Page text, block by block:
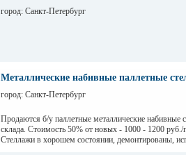
город: Санкт-Петербург
Металлические набивные паллетные
город: Санкт-Петербург
Продаются б/у паллетные металлические набивные
склада. Стоимость 50% от новых - 1000 - 1200 руб./
Стеллажи в хорошем состоянии, демонтированы,